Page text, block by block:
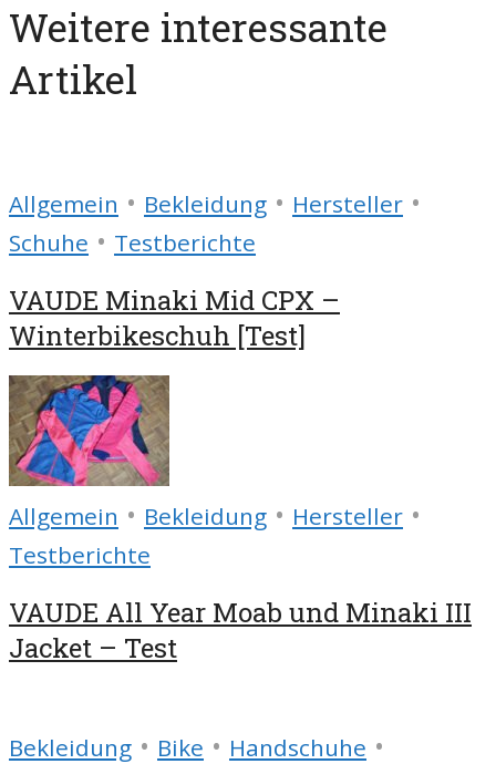
Weitere interessante
Artikel
Allgemein • Bekleidung • Hersteller •
Schuhe • Testberichte
VAUDE Minaki Mid CPX –
Winterbikeschuh [Test]
Allgemein • Bekleidung • Hersteller •
Testberichte
VAUDE All Year Moab und Minaki III
Jacket – Test
Bekleidung • Bike • Handschuhe •